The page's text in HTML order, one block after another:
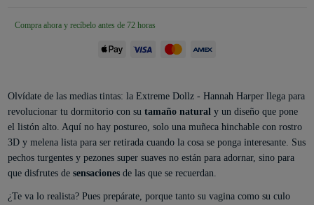
Compra ahora y recíbelo antes de 72 horas
Olvídate de las medias tintas: la Extreme Dollz - Hannah Harper llega para
revolucionar tu dormitorio con su tamaño natural y un diseño que pone
el listón alto. Aquí no hay postureo, solo una muñeca hinchable con rostro
3D y melena lista para ser retirada cuando la cosa se ponga interesante. Sus
pechos turgentes y pezones super suaves no están para adornar, sino para
que disfrutes de sensacionesde las que se recuerdan.
¿Te va lo realista? Pues prepárate, porque tanto su vagina como su culo